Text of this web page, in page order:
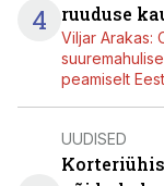
4
ruuduse
Viljar Arakas:
peamiselt
UUDISED